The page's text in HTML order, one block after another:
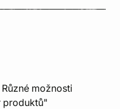
možnosti
produktů"